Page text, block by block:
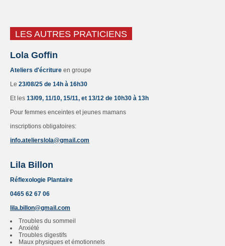
LES AUTRES PRATICIENS
Lola Goffin
Ateliers d'écriture en groupe
Le 23/08/25 de 14h à 16h30
Et les 13/09, 11/10, 15/11, et 13/12 de 10h30 à 13h
Pour femmes enceintes et jeunes mamans
inscriptions obligatoires:
info.atelierslola@gmail.com
Lila Billon
Réflexologie Plantaire
0465 62 67 06
lila.billon@gmail.com
Troubles du sommeil
Anxiété
Troubles digestifs
Maux physiques et émotionnels